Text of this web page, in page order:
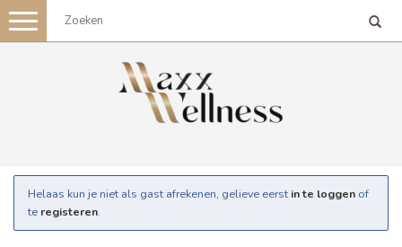
Toggle
navigation
Helaas kun je niet als gast afrekenen, gelieve eerst in te loggen of
te registeren.